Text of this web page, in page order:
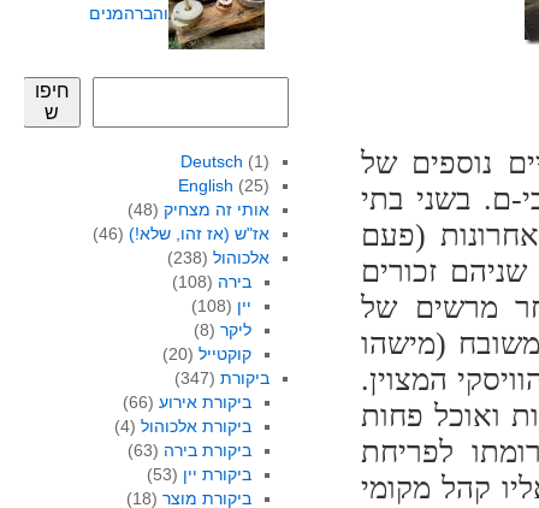
נוספים של
ם. בשני בתי
(פעם
זכורים
מרשים של
(מישהו
המצוין.
ואוכל פחות
לפריחת
קהל מקומי
והברהמנים
חיפו
ש
Deutsch (1)
English (25)
אותי זה מצחיק(48)
אז"ש (אז זהו, שלא!)(46)
אלכוהול(238)
בירה (108)
יין (108)
ליקר (8)
קוקטייל (20)
ביקורת(347)
ביקורת אירוע (66)
ביקורת אלכוהול (4)
ביקורת בירה (63)
ביקורת יין (53)
ביקורת מוצר (18)